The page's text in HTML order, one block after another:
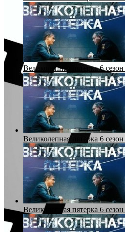
Великолепная пятерка 6
Великолепная пятерка 6
Великолепная пятерка 6